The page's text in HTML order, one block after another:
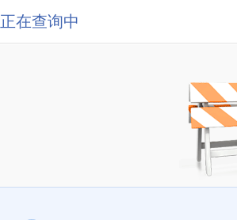
正在查询中